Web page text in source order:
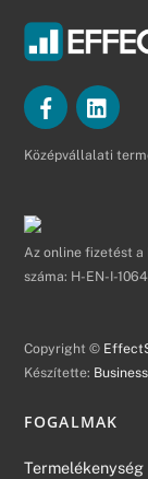
Középvállalati
Az online fizetést a
száma: H-EN-I-
Copyright ©
Készítette:
FOGALMAK
Termelékenység